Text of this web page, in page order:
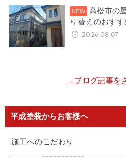
高松市の
り替えのおす
2026.08.07
→ブログ記事を
平成塗装からお客様へ
施工へのこだわり